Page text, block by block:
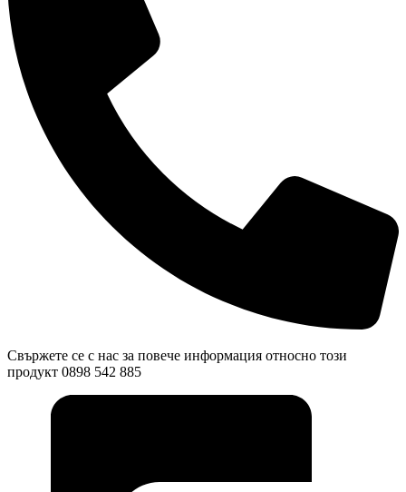
Свържете се с нас за повече информация относно този
продукт 0898 542 885